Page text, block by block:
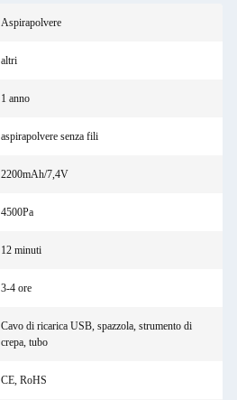
Aspirapolvere
altri
1 anno
aspirapolvere senza fili
2200mAh/7,4V
4500Pa
12 minuti
3-4 ore
Cavo di ricarica USB, spazzola, strumento di
crepa, tubo
CE, RoHS